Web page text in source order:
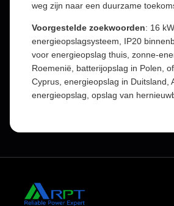
weg zijn naar een duurzame
Voorgestelde zoekwoorden: 16
energieopslagsysteem, IP20
voor energieopslag thuis, zonne-
Roemenië, batterijopslag in Polen,
Cyprus, energieopslag in Duitsland,
energieopslag, opslag van